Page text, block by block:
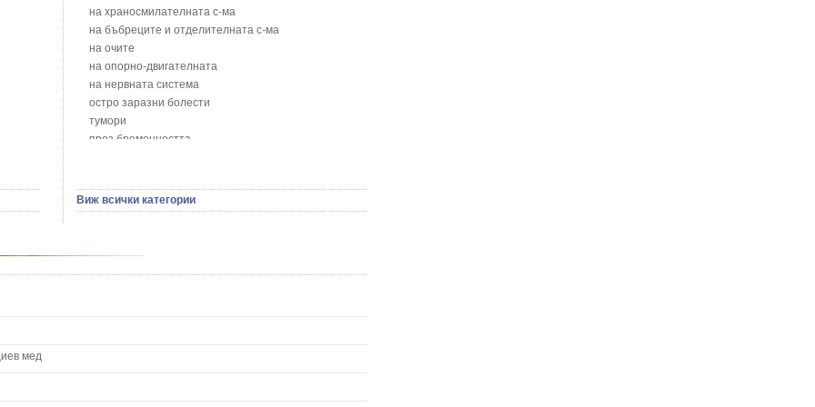
Блян
Бобови шушулки - Phaseolus Vulgaris L.
Божур - Paeonia Decora
Борови връхчета - Pinus sylvestris
Босилек - Ocimum Basillicum
Брей - Tamus Communis
Брош - Rubia tinctorum L.
Бръшлян - Hedera helix L.
Бял имел - Viscum album L.
Бял оман - Inula Helenium L.
Бяла върба - Salix Аlba
на храносмилателната с-ма
на бъбреците и отделителната с-ма
на очите
на опорно-двигателната
на нервната система
остро заразни болести
тумори
през бременността
сексуални проблеми
на половите органи
Виж всички категории
мед